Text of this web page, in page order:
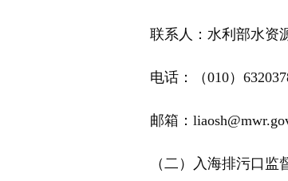
联系人：水利部水资
电话：（010）
邮箱：
（二）入海排污口监